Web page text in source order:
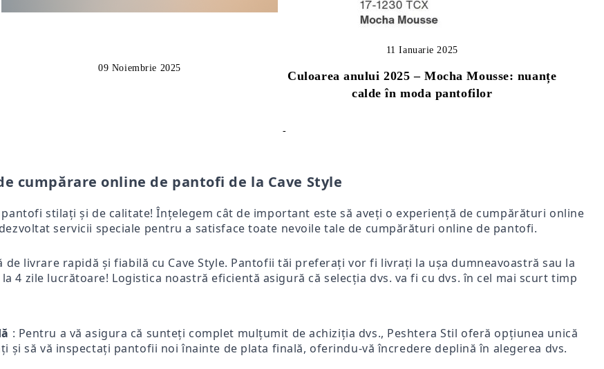
09 Noiembrie 2025
Culoarea anului 2025 – Mocha Mousse: nuanțe
calde în moda pantofilor
11 Ianuarie 2025
-
cumpărare online de pantofi de la Cave Style
stilați și de calitate! Înțelegem cât de important este să aveți o experiență de cumpărături online
servicii speciale pentru a satisface toate nevoile tale de cumpărături online de pantofi.
de livrare rapidă și fiabilă cu Cave Style. Pantofii tăi preferați vor fi livrați la ușa dumneavoastră sau la
4 zile lucrătoare! Logistica noastră eficientă asigură că selecția dvs. va fi cu dvs. în cel mai scurt timp
: Pentru a vă asigura că sunteți complet mulțumit de achiziția dvs., Peshtera Stil oferă opțiunea unică
și să vă inspectați pantofii noi înainte de plata finală, oferindu-vă încredere deplină în alegerea dvs.